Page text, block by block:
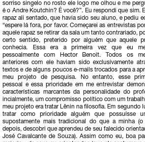
sorriso singelo no rosto ele logo me olhou e me
é o Andre Koutchin? É você?”. Eu respondi que sim.
rapaz ali sentado, que havia sido seu aluno, e pediu
“espere lá fora, por favor. Começarei as entrevistas
aquele rapaz se retirar da sala um tanto contrariado,
certo sentido, preterido por alguém que aquele
conhecia. Essa era a primeira vez que eu
pessoalmente com Hector Benoit. Todos os
anteriores com ele haviam sido exclusivamente
textos e de alguns poucos e-mails trocados para a
meu projeto de pesquisa. No entanto, esse
pessoal e essa prioridade em me entrevistar
características marcantes da personalidade do
incialmente, um compromisso político com um
meu projeto era tratar Lênin na filosofia. Em segundo
tratar como prioridade alguém que possuísse
supostamente mais tradicional do que a minha (o
depois, descobri que aprendeu de seu falecido
José Cavalcante de Souza). Assim como eu, boa